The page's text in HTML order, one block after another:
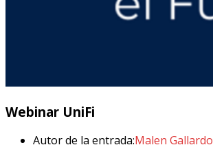
Webinar UniFi
Autor de la entrada:Malen Gallardo